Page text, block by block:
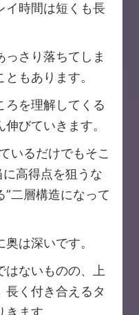
イ時間は短くも長
さり落ちてしま
もあります。
ろを理解してくる
びていきます。
いるだけでもそこ
に高得点を狙うな
”二層構造になって
は深いです。
はないものの、上
長く付き合えるタ
ます。